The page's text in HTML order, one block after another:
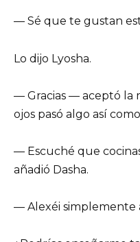
— Sé que te gustan
Lo dijo Lyosha.
— Gracias — aceptó la
ojos pasó algo así
— Escuché que
añadió Dasha.
— Alexéi simplemente